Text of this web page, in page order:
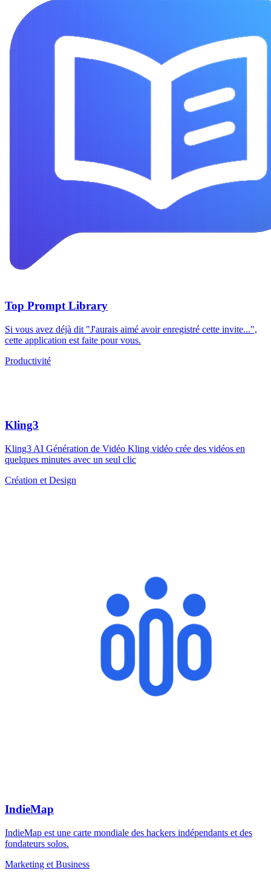
Top Prompt Library
Si vous avez déjà dit "J'aurais aimé avoir enregistré cette invite...",
cette application est faite pour vous.
Productivité
Kling3
Kling3 AI Génération de Vidéo Kling vidéo crée des vidéos en
quelques minutes avec un seul clic
Création et Design
IndieMap
IndieMap est une carte mondiale des hackers indépendants et des
fondateurs solos.
Marketing et Business